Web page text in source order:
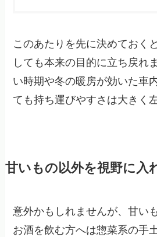
このあたりを先に決めておく
しても本来の目的に立ち戻れ
い時期や冬の暖房が効いた車
ても持ち運びやすさは大きく
甘いもの以外を視野に入
意外かもしれませんが、甘い
お酒を飲む方へは惣菜系の手